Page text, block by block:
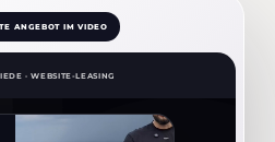
ANGEBOT IM VIDEO
· WEBSITE-LEASING